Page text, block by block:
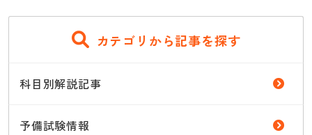
カテゴリから記事を探す
科目別解説記事
予備試験情報